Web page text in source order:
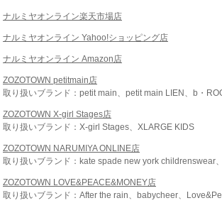
ナルミヤオンライン楽天市場店
ナルミヤオンライン Yahoo!ショッピング店
ナルミヤオンライン Amazon店
ZOZOTOWN petitmain店
取り扱いブランド：petit main、petit main LIEN、b・
ZOZOTOWN X-girl Stages店
取り扱いブランド：X-girl Stages、XLARGE KIDS
ZOZOTOWN NARUMIYA ONLINE店
取り扱いブランド：kate spade new york childrenswear
ZOZOTOWN LOVE&PEACE&MONEY店
取り扱いブランド：After the rain、babycheer、